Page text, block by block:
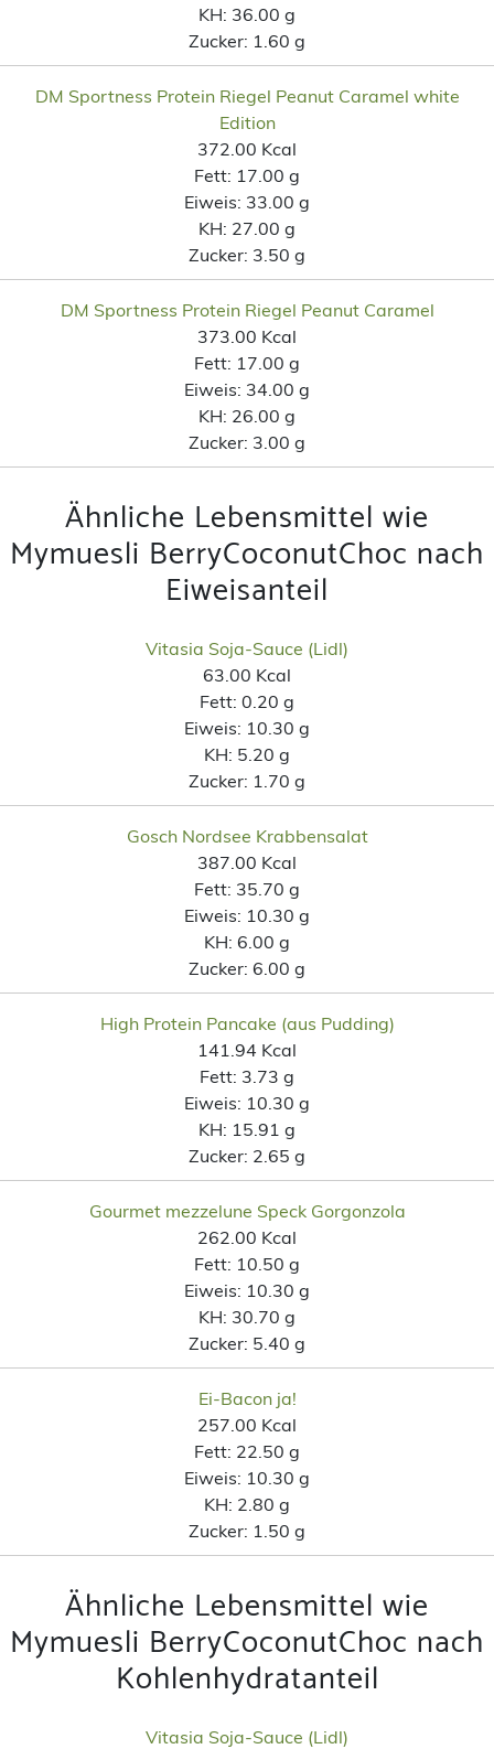
KH: 36.00 g
Zucker: 1.60 g
DM Sportness Protein Riegel Peanut Caramel white
Edition
372.00 Kcal
Fett: 17.00 g
Eiweis: 33.00 g
KH: 27.00 g
Zucker: 3.50 g
DM Sportness Protein Riegel Peanut Caramel
373.00 Kcal
Fett: 17.00 g
Eiweis: 34.00 g
KH: 26.00 g
Zucker: 3.00 g
Ähnliche Lebensmittel wie
Mymuesli BerryCoconutChoc nach
Eiweisanteil
Vitasia Soja-Sauce (Lidl)
63.00 Kcal
Fett: 0.20 g
Eiweis: 10.30 g
KH: 5.20 g
Zucker: 1.70 g
Gosch Nordsee Krabbensalat
387.00 Kcal
Fett: 35.70 g
Eiweis: 10.30 g
KH: 6.00 g
Zucker: 6.00 g
High Protein Pancake (aus Pudding)
141.94 Kcal
Fett: 3.73 g
Eiweis: 10.30 g
KH: 15.91 g
Zucker: 2.65 g
Gourmet mezzelune Speck Gorgonzola
262.00 Kcal
Fett: 10.50 g
Eiweis: 10.30 g
KH: 30.70 g
Zucker: 5.40 g
Ei-Bacon ja!
257.00 Kcal
Fett: 22.50 g
Eiweis: 10.30 g
KH: 2.80 g
Zucker: 1.50 g
Ähnliche Lebensmittel wie
Mymuesli BerryCoconutChoc nach
Kohlenhydratanteil
Vitasia Soja-Sauce (Lidl)